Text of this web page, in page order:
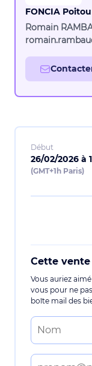
FONCIA
Romain
Début
26/02/2026 à
(GMT+1h Paris)
Cette
Vous auriez
vous pour ne
boîte mail des